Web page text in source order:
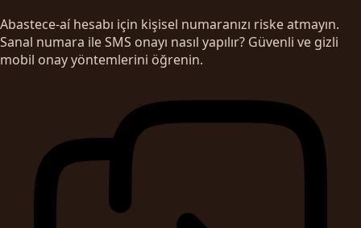
Abastece-aí hesabı için kişisel numaranızı riske atmayın.
Sanal numara ile SMS onayı nasıl yapılır? Güvenli ve gizli
mobil onay yöntemlerini öğrenin.